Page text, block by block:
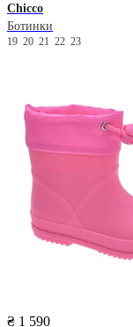
Chicco
Ботинки
19 20 21 22 23
₴ 1 590